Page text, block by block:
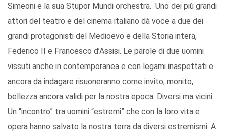
Simeoni e la sua Stupor Mundi orchestra. Uno dei più grandi
attori del teatro e del cinema italiano dà voce a due dei
grandi protagonisti del Medioevo e della Storia intera,
Federico II e Francesco d’Assisi. Le parole di due uomini
vissuti anche in contemporanea e con legami inaspettati e
ancora da indagare risuoneranno come invito, monito,
bellezza ancora validi per la nostra epoca. Diversi ma vicini.
Un “incontro” tra uomini “estremi” che con la loro vita e
opera hanno salvato la nostra terra da diversi estremismi. A